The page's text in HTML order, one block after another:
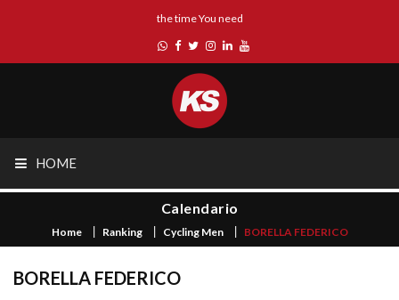
the time You need
HOME
Calendario
Home Ranking Cycling Men BORELLA FEDERICO
BORELLA FEDERICO